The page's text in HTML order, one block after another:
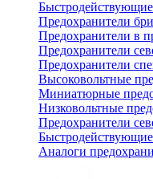
Предохранители
Предохранители в
Предохранители
Предохранители
Высоковольтные
Миниатюрные
Низковольтные
Предохранители
Аналоги